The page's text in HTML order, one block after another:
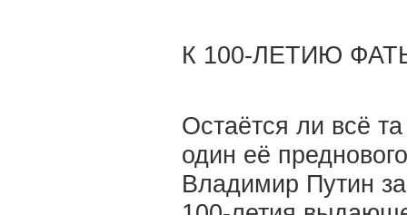
К 100-ЛЕТИЮ
Остаётся ли всё
один её
Владимир Путин